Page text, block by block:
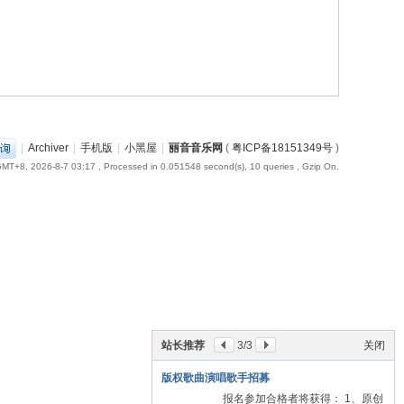
关闭
站长推荐 3/3
版权歌曲演唱歌手招募
报名参加合格者将获得： 1、原创
| Archiver | 手机版 | 小黑屋 | 丽音音乐网 ( 粤ICP备18151349号 )
2026-8-7 03:17 , Processed in 0.051548 second(s), 10 queries , Gzip On.